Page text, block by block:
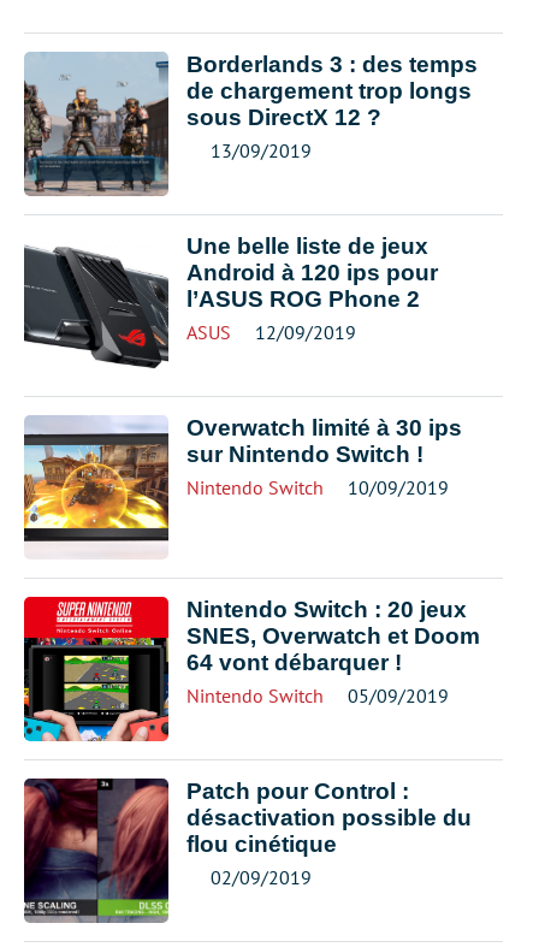
Borderlands 3 : des temps
de chargement trop longs
sous DirectX 12 ?
13/09/2019
Une belle liste de jeux
Android à 120 ips pour
l’ASUS ROG Phone 2
ASUS 12/09/2019
Overwatch limité à 30 ips
sur Nintendo Switch !
Nintendo Switch 10/09/2019
Nintendo Switch : 20 jeux
SNES, Overwatch et Doom
64 vont débarquer !
Nintendo Switch 05/09/2019
Patch pour Control :
désactivation possible du
flou cinétique
02/09/2019